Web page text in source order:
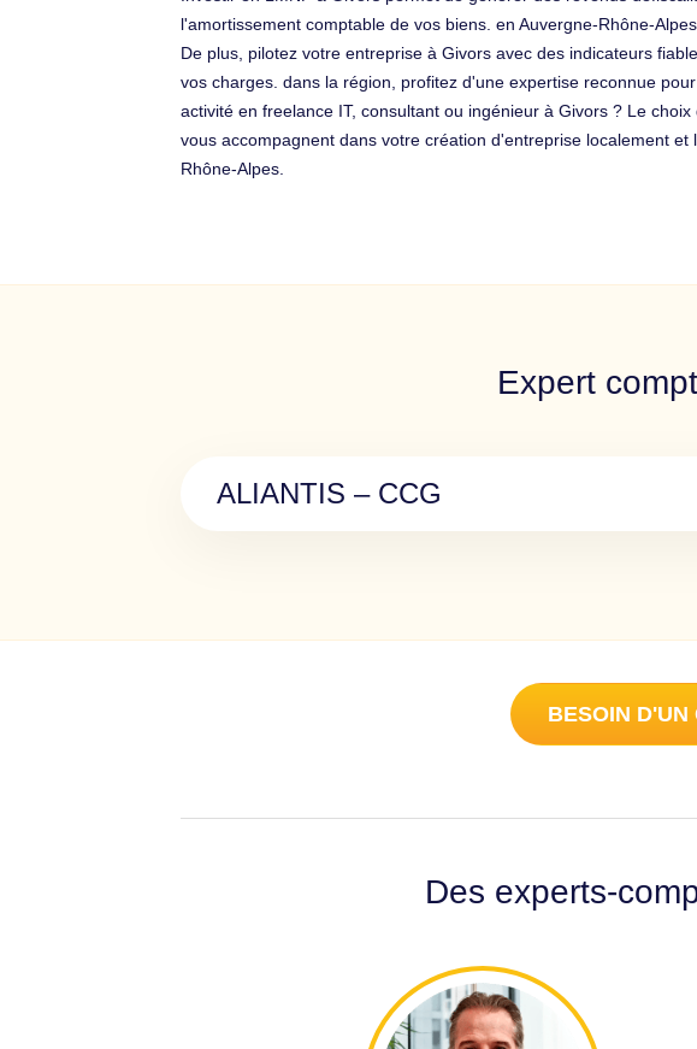
l'amortissement comptable de vos biens. en Auvergne-Rhône-
De plus, pilotez votre entreprise à Givors avec des indicateurs
vos charges. dans la région, profitez d'une expertise reconnue
activité en freelance IT, consultant ou ingénieur à Givors ? Le
vous accompagnent dans votre création d'entreprise localement
Rhône-Alpes.
Expert
ALIANTIS – CCG
BESOIN D'UN
Des experts-